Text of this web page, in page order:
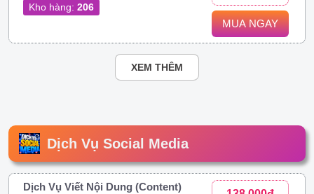
Kho hàng: 206
MUA NGAY
XEM THÊM
Dịch Vụ Social Media
Dịch Vụ Viết Nội Dung (Content)